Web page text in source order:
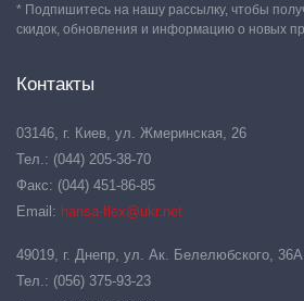
* Подпишитесь на нашу рассылку, чтобы
скидок, обновления и информацию о новых
Контакты
03146, г. Киев, ул. Жмеринская, 26
Тел.: (044) 205-38-70
Факс: (044) 451-86-85
Email: hansa-flex@ukr.net
49019, г. Днепр, ул. Ак. Белелюбского, 36А
Тел.: (056) 375-93-23